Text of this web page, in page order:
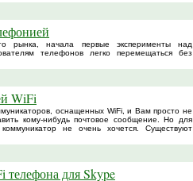
рынка, начала первые эксперименты над
телефонов легко перемещаться без
WiFi
оснащенных WiFi, и Вам просто не
кому-нибудь почтовое сообщение. Но для
не очень хочется. Существуют
телефона для Skype